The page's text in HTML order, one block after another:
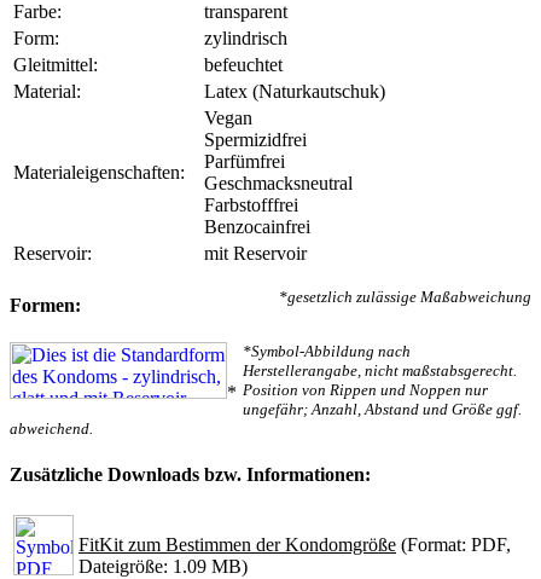
Farbe:
transparent
Form:
zylindrisch
Gleitmittel:
befeuchtet
Material:
Latex (Naturkautschuk)
Materialeigenschaften:
Vegan
Spermizidfrei
Parfümfrei
Geschmacksneutral
Farbstofffrei
Benzocainfrei
Reservoir:
mit Reservoir
*gesetzlich zulässige Maßabweichung
Formen:
*
*Symbol-Abbildung nach
Herstellerangabe, nicht maßstabsgerecht.
Position von Rippen und Noppen nur
ungefähr; Anzahl, Abstand und Größe ggf.
abweichend.
Zusätzliche Downloads bzw. Informationen:
FitKit zum Bestimmen der Kondomgröße (Format: PDF,
Dateigröße: 1.09 MB)